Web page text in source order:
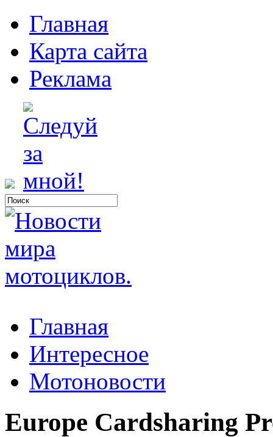
Главная
Карта сайта
Реклама
Главная
Интересное
Мотоновости
Europe Cardsharing